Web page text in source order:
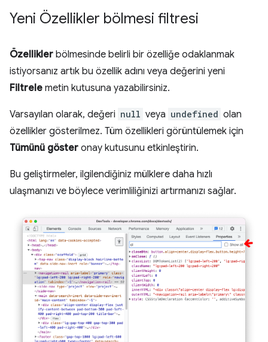
Yeni Özellikler bölmesi filtresi
Özellikler bölmesinde belirli bir özelliğe odaklanmak
istiyorsanız artık bu özellik adını veya değerini yeni
Filtrele metin kutusuna yazabilirsiniz.
Varsayılan olarak, değeri null veya undefined olan
özellikler gösterilmez. Tüm özellikleri görüntülemek için
Tümünü göster onay kutusunu etkinleştirin.
Bu geliştirmeler, ilgilendiğiniz mülklere daha hızlı
ulaşmanızı ve böylece verimliliğinizi artırmanızı sağlar.